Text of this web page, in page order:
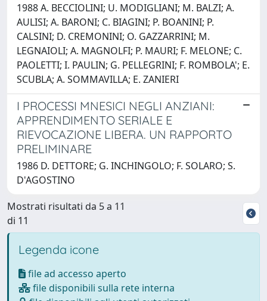
1988 A. BECCIOLINI; U. MODIGLIANI; M. BALZI; A.
AULISI; A. BARONI; C. BIAGINI; P. BOANINI; P.
CALSINI; D. CREMONINI; O. GAZZARRINI; M.
LEGNAIOLI; A. MAGNOLFI; P. MAURI; F. MELONE; C.
PAOLETTI; I. PAULIN; G. PELLEGRINI; F. ROMBOLA'; E.
SCUBLA; A. SOMMAVILLA; E. ZANIERI
I PROCESSI MNESICI NEGLI ANZIANI:
APPRENDIMENTO SERIALE E
RIEVOCAZIONE LIBERA. UN RAPPORTO
PRELIMINARE
1986 D. DETTORE; G. INCHINGOLO; F. SOLARO; S.
D'AGOSTINO
Mostrati risultati da 5 a 11
di 11
Legenda icone
file ad accesso aperto
file disponibili sulla rete interna